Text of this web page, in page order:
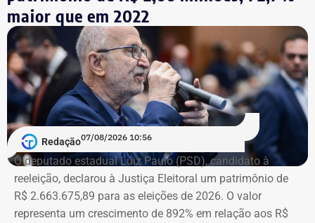
maior que em 2022
Redação07/08/2026 10:56
O deputado estadual Luiz Paulo (PSD), candidato à
reeleição, declarou à Justiça Eleitoral um patrimônio de
R$ 2.663.675,89 para as eleições de 2026. O valor
representa um crescimento de 892% em relação aos R$